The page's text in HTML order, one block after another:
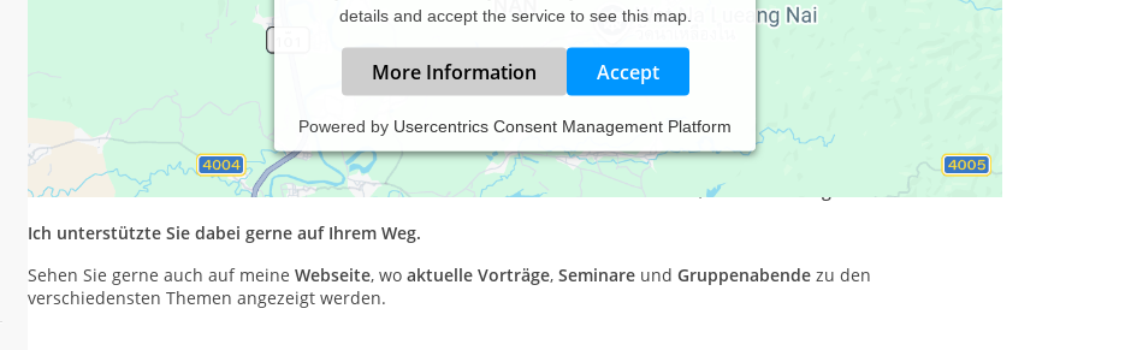
details and accept the service to see this map.
More Information Accept
Powered by Usercentrics Consent Management Platform
Besonders inschweren Zeitenmöchte ich Sie nicht alleinzu bleiben
ein einziges
Gespräch, den übergroßenDruckaus einer gefühltenSituation zu nehmen
Gehen Sie den ersten Schrittund nehmen SieIhr Leben wieder selbst in die Hand , zu mehr und
Ich unterstützte Sie dabei gerne auf Ihrem Weg.
Sehen Sie gerne auch auf meine Webseite, wo aktuelle Vorträge, Seminare und Gruppenabende zu den
verschiedensten Themen angezeigt werden.